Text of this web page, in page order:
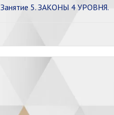
Занятие 5. ЗАКОНЫ 4 УРОВНЯ.